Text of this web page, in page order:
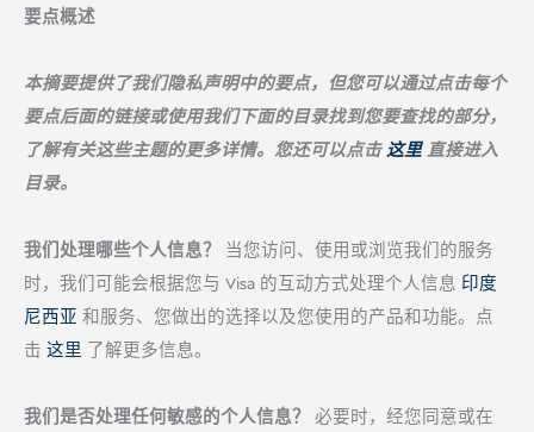
要点概述
本摘要提供了我们隐私声明中的要点，但您可以通过点击每个
要点后面的链接或使用我们下面的目录找到您要查找的部分，
了解有关这些主题的更多详情。您还可以点击这里直接进入
目录。
我们处理哪些个人信息？ 当您访问、使用或浏览我们的服务
时，我们可能会根据您与 Visa 的互动方式处理个人信息 印度
尼西亚 和服务、您做出的选择以及您使用的产品和功能。点
击 这里 了解更多信息。
我们是否处理任何敏感的个人信息？ 必要时，经您同意或在